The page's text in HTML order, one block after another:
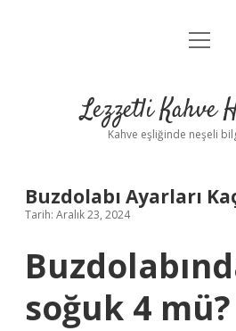
Anasayfa
Yasal Uyarı
menüyü
Lezzetli Kahve
Kahve eşliğinde neşeli
Buzdolabı Ayarları
Tarih: Aralık 23, 2024
soğuk 4 mü?